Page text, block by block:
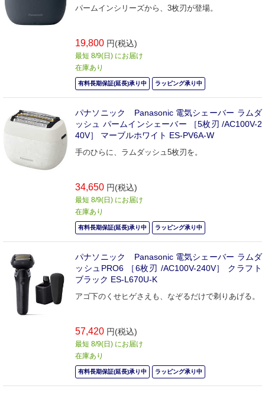
パームインシリーズから、3枚刃が登場。
19,800 円(税込)
最短 8/9(日) にお届け
在庫あり
有料長期保証(延長)承り中 ラッピング承り中
パナソニック Panasonic 電気シェーバー ラムダ
ッシュ パームインシェーバー ［5枚刃 /AC100V-2
40V］ マーブルホワイト ES-PV6A-W
手のひらに、ラムダッシュ5枚刃を。
34,650 円(税込)
最短 8/9(日) にお届け
在庫あり
有料長期保証(延長)承り中 ラッピング承り中
パナソニック Panasonic 電気シェーバー ラムダ
ッシュPRO6 ［6枚刃 /AC100V-240V］ クラフト
ブラック ES-L670U-K
アゴ下のくせヒゲさえも、なぞるだけで剃りあげる。
57,420 円(税込)
最短 8/9(日) にお届け
在庫あり
有料長期保証(延長)承り中 ラッピング承り中